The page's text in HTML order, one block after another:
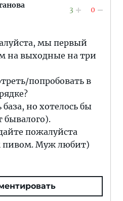
3 0
мы первый
на выходные на три
попробовать в
но хотелось бы
бывалого).
пожалуйста
пивом. Муж любит)